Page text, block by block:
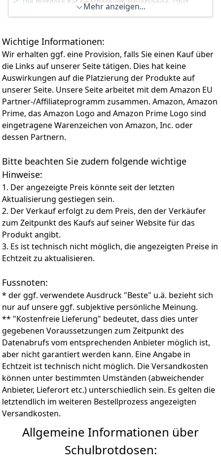
【ZU VERWENDENDE SZENEN】 Frühstücksbox ist klein
und leicht zu tragen. Es eignet sich sehr gut für Kinder
Arbeitsplätze, Picknicks und andere Orte als
Brotzeitbox.
Snacks, Salat, Sandwich und Soße separat zu servieren.
auslaufsicheren Silikonring. (Bitte decken Sie den
Deckel entsprechend dem Fächern-Design ab).
Sicher für alle Kinder: aus lebensmittelechtem, BPA-
freiem Material, geruchsneutral.
Mehr anzeigen...
Wichtige Informationen:
Wir erhalten ggf. eine Provision, falls Sie einen Kauf über
die Links auf unserer Seite tätigen. Dies hat keine
Auswirkungen auf die Platzierung der Produkte auf
unserer Seite. Unsere Seite arbeitet mit dem Amazon EU
Partner-/Affiliateprogramm zusammen. Amazon, Amazon
Prime, das Amazon Logo and Amazon Prime Logo sind
eingetragene Warenzeichen von Amazon, Inc. oder
dessen Partnern.
Bitte beachten Sie zudem folgende wichtige
Hinweise:
1. Der angezeigte Preis könnte seit der letzten
Aktualisierung gestiegen sein.
2. Der Verkauf erfolgt zu dem Preis, den der Verkäufer
zum Zeitpunkt des Kaufs auf seiner Website für das
Produkt angibt.
3. Es ist technisch nicht möglich, die angezeigten Preise in
Echtzeit zu aktualisieren.
Fussnoten:
* der ggf. verwendete Ausdruck "Beste" u.ä. bezieht sich
nur auf unsere ggf. subjektive persönliche Meinung.
** "Kostenfreie Lieferung" bedeutet, dass dies unter
gegebenen Voraussetzungen zum Zeitpunkt des
Datenabrufs vom entsprechenden Anbieter möglich ist,
aber nicht garantiert werden kann. Eine Angabe in
Echtzeit ist technisch nicht möglich. Die Versandkosten
können unter bestimmten Umständen (abweichender
Anbieter, Lieferort etc.) unterschiedlich sein. Es gelten die
letztendlich im weiteren Bestellprozess angezeigten
Versandkosten.
Allgemeine Informationen über
Schulbrotdosen: